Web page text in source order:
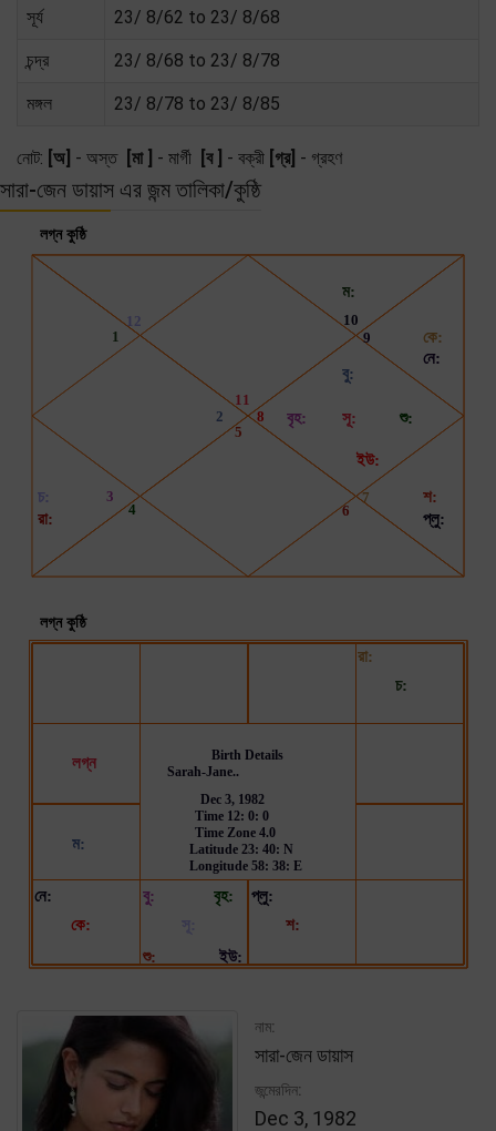
সূর্য 23/ 8/62 to 23/ 8/68
চন্দ্র 23/ 8/68 to 23/ 8/78
মঙ্গল 23/ 8/78 to 23/ 8/85
নোট: [অ] - অস্ত [মা ] - মার্গী [ব ] - বক্রী [গ্র] - গ্রহণ
সারা-জেন ডায়াস এর জন্ম তালিকা/কুষ্ঠি
নাম:
সারা-জেন ডায়াস
জন্মেরদিন:
Dec 3, 1982